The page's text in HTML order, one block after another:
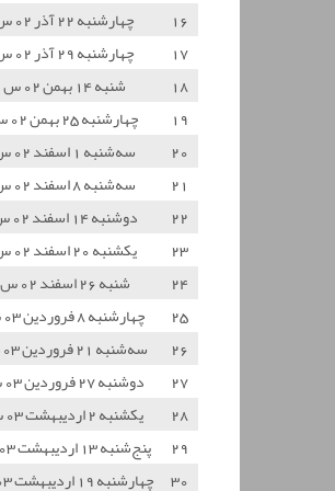
16
چهارشنبه 22 آذر 02 س 14:30
17
چهارشنبه 29 آذر 02 س 14:00
18
شنبه 14 بهمن 02 س 14:30
19
چهارشنبه 25 بهمن 02 س 15:00
20
سه‌شنبه 1 اسفند 02 س 14:45
21
سه‌شنبه 8 اسفند 02 س 15:00
22
دوشنبه 14 اسفند 02 س 15:00
23
یکشنبه 20 اسفند 02 س 15:45
24
شنبه 26 اسفند 02 س 19:00
25
چهارشنبه 8 فروردین 03 س 19:15
26
سه‌شنبه 21 فروردین 03 س 19:30
27
دوشنبه 27 فروردین 03 س 17:30
28
یکشنبه 2 اردیبهشت 03 س 18:00
29
پنج‌شنبه 13 اردیبهشت 03 س 17:45
30 چهارشنبه 19 اردیبهشت 03 س 17:30